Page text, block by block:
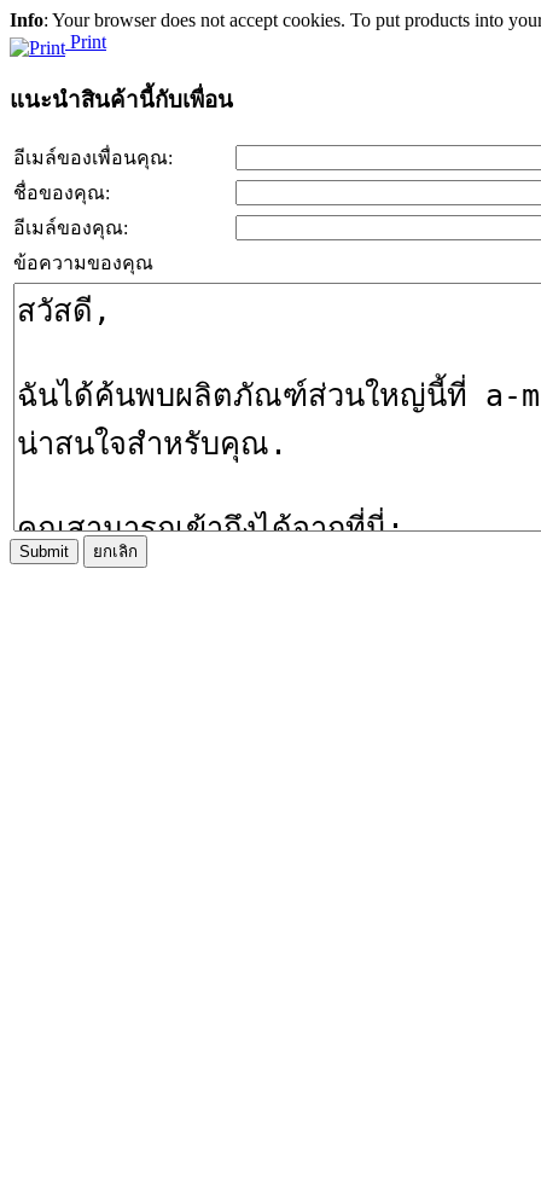
Info: Your browser does not accept cookies. To put products into
Print
แนะนำสินค้านี้กับเพื่อน
อีเมล์ของเพื่อนคุณ:
ชื่อของคุณ:
อีเมล์ของคุณ:
ข้อความของคุณ